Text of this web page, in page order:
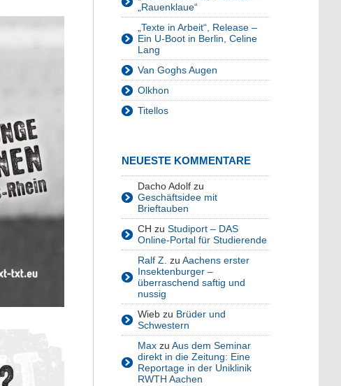
„Rauenklaue“
„Texte in Arbeit“, Release –
Ein U-Boot in Berlin, Celine
Lang
Van Goghs Augen
Olkhon
Titellos
NEUESTE KOMMENTARE
Dacho Adolf zu
Geschäftsidee mit
Brieftauben
CH zu Studiport – DAS
Online-Portal für Studierende
Ralf Z. zu Aachens erster
Insektenburger –
überraschend saftig und
nussig
Wieb zu Brüder und
Schwestern
Max zu Aus dem Seminar
direkt in die Zeitung: Eine
Reportage in der Uniklinik
RWTH Aachen